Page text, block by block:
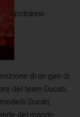
potranno
di un giro di
del team Ducati,
Ducati,
del mondo